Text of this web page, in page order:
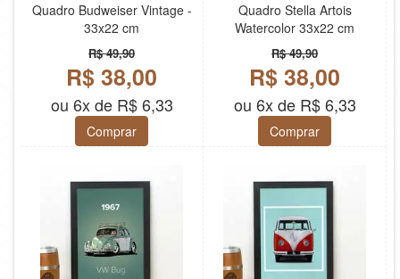
Quadro Budweiser Vintage -
33x22 cm
R$ 49,90
R$ 38,00
ou 6x de R$ 6,33
Comprar
Quadro Stella Artois
Watercolor 33x22 cm
R$ 49,90
R$ 38,00
ou 6x de R$ 6,33
Comprar